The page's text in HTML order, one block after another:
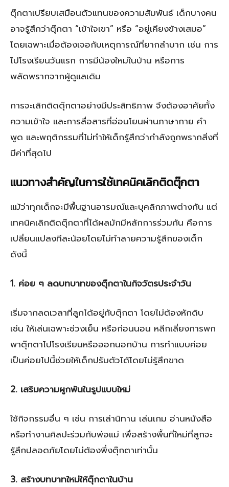
ตุ๊กตาเปรียบเสมือนตัวแทนของความสัมพันธ์ เด็กบางคน
อาจรู้สึกว่าตุ๊กตา “เข้าใจเขา” หรือ “อยู่เคียงข้างเสมอ”
โดยเฉพาะเมื่อต้องเจอกับเหตุการณ์ที่ยากลำบาก เช่น การ
ไปโรงเรียนวันแรก การมีน้องใหม่ในบ้าน หรือการ
พลัดพรากจากผู้ดูแลเดิม
การจะเลิกติดตุ๊กตาอย่างมีประสิทธิภาพ จึงต้องอาศัยทั้ง
ความเข้าใจ และการสื่อสารที่อ่อนโยนผ่านภาษากาย คำ
พูด และพฤติกรรมที่ไม่ทำให้เด็กรู้สึกว่ากำลังถูกพรากสิ่งที่
มีค่าที่สุดไป
แนวทางสำคัญในการใช้เทคนิคเลิกติดตุ๊กตา
แม้ว่าทุกเด็กจะมีพื้นฐานอารมณ์และบุคลิกภาพต่างกัน แต่
เทคนิคเลิกติดตุ๊กตาที่ได้ผลมักมีหลักการร่วมกัน คือการ
เปลี่ยนแปลงทีละน้อยโดยไม่ทำลายความรู้สึกของเด็ก
ดังนี้
1. ค่อย ๆ ลดบทบาทของตุ๊กตาในกิจวัตรประจำวัน
เริ่มจากลดเวลาที่ลูกได้อยู่กับตุ๊กตา โดยไม่ต้องหักดิบ
เช่น ให้เล่นเฉพาะช่วงเย็น หรือก่อนนอน หลีกเลี่ยงการพก
พาตุ๊กตาไปโรงเรียนหรือออกนอกบ้าน การทำแบบค่อย
เป็นค่อยไปนี้ช่วยให้เด็กปรับตัวได้โดยไม่รู้สึกขาด
2. เสริมความผูกพันในรูปแบบใหม่
ใช้กิจกรรมอื่น ๆ เช่น การเล่านิทาน เล่นเกม อ่านหนังสือ
หรือทำงานศิลปะร่วมกับพ่อแม่ เพื่อสร้างพื้นที่ใหม่ที่ลูกจะ
รู้สึกปลอดภัยโดยไม่ต้องพึ่งตุ๊กตาเท่านั้น
3. สร้างบทบาทใหม่ให้ตุ๊กตาในบ้าน